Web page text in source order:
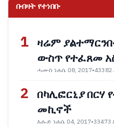
በብዛት የተነበቡ
1 ዛሬም
ውስጥ የተፈጸመ
ሓሙስ ነሐሴ 08, 2017•
2 በካሊፎርኒያ በርሃ
መኪኖች
እሑድ ነሐሴ 04, 2017•